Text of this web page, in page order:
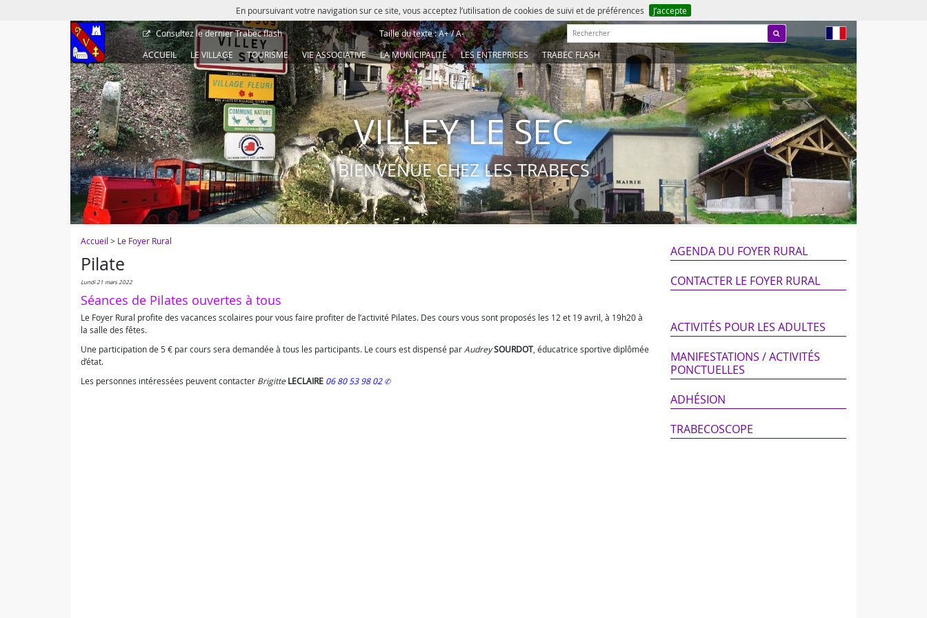
En poursuivant votre navigation sur ce site, vous acceptez l’utilisation de cookies de suivi et de préférences J’accepte
Consultez le dernierTrabec flash Taille du texte :A+/A- Rechercher :
ACCUEIL
LE VILLAGE TOURISME VIE ASSOCIATIVE LA MUNICIPALITÉ LES ENTREPRISES TRABEC FLASH
VILLEY LE SEC
BIENVENUE CHEZ LES TRABECS
Accueil > Le Foyer Rural
Pilate
lundi 21 mars 2022
Séances de Pilates ouvertes à tous
Le Foyer Rural profite des vacances scolaires pour vous faire profiter de l’activité Pilates. Des cours vous sont proposés les 12 et 19 avril, à 19h20 à
la salle des fêtes.
Une participation de 5 € par cours sera demandée à tous les participants. Le cours est dispensé par AudreySOURDOT , éducatrice sportive diplômée
d’état.
Les personnes intéressées peuvent contacter Brigitte LECLAIRE 06 80 53 98 02
AGENDA DU FOYER RURAL
CONTACTER LE FOYER RURAL
ACTIVITÉS POUR LES ADULTES
MANIFESTATIONS / ACTIVITÉS
PONCTUELLES
ADHÉSION
TRABECOSCOPE